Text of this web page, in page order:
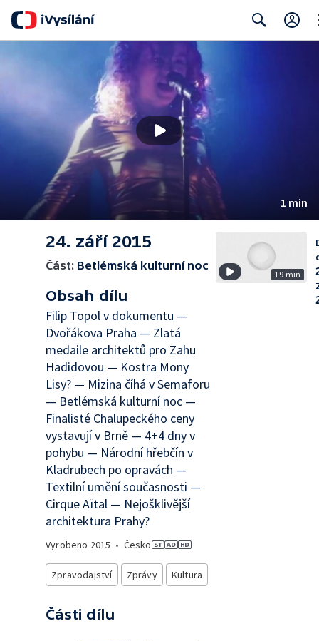
1 min
24. září 2015
Část: Betlémská kulturní noc
Obsah dílu
Filip Topol v dokumentu —
Dvořákova Praha — Zlatá
medaile architektů pro Zahu
Hadidovou — Kostra Mony
Lisy? — Mizina číhá v Semaforu
— Betlémská kulturní noc —
Finalisté Chalupeckého ceny
vystavují v Brně — 4+4 dny v
pohybu — Národní hřebčín v
Kladrubech po opravách —
Textilní umění současnosti —
Cirque Aïtal — Nejošklivější
architektura Prahy?
Vyrobeno 2015 • Česko
Zpravodajství Zprávy Kultura
Části dílu
19 min